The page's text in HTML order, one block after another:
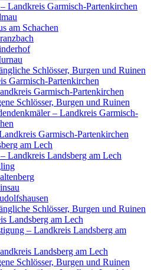
Landkreis Garmisch-Partenkirchen
am Schachen
Schlösser, Burgen und Ruinen
Garmisch-Partenkirchen
Garmisch-Partenkirchen
Schlösser, Burgen und Ruinen
– Landkreis Garmisch-
Garmisch-Partenkirchen
am Lech
Landkreis Landsberg am Lech
Schlösser, Burgen und Ruinen
Landsberg am Lech
– Landkreis Landsberg am
Landsberg am Lech
Schlösser, Burgen und Ruinen